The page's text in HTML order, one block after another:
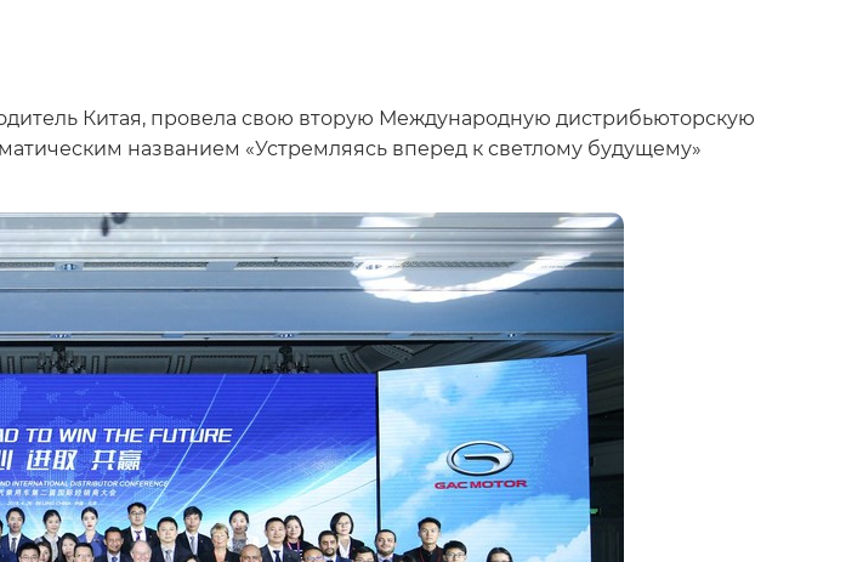
Китая, провела свою вторую Международную дистрибьюторскую
названием «Устремляясь вперед к светлому будущему»